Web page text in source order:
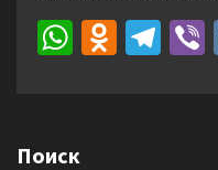
Поиск